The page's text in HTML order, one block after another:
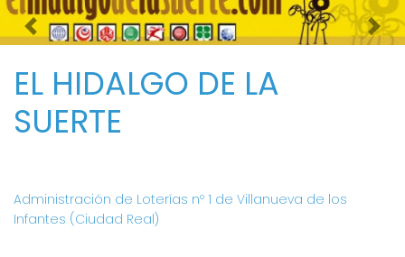
Imagen anterior
EL HIDALGO DE LA
SUERTE
Administración de Loterías nº 1 de Villanueva de los
Infantes (Ciudad Real)